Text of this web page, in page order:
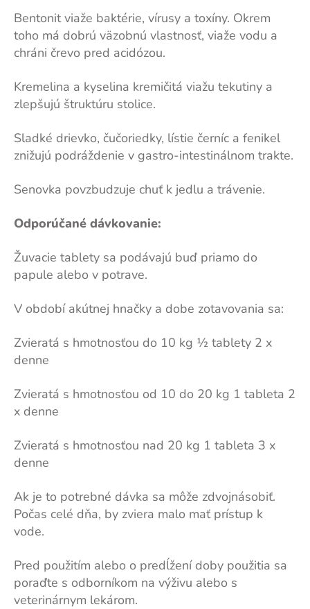
Bentonit viaže baktérie, vírusy a toxíny. Okrem
toho má dobrú väzobnú vlastnosť, viaže vodu a
chráni črevo pred acidózou.
Kremelina a kyselina kremičitá viažu tekutiny a
zlepšujú štruktúru stolice.
Sladké drievko, čučoriedky, lístie černíc a fenikel
znižujú podráždenie v gastro-intestinálnom trakte.
Senovka povzbudzuje chuť k jedlu a trávenie.
Odporúčané dávkovanie:
Žuvacie tablety sa podávajú buď priamo do
papule alebo v potrave.
V období akútnej hnačky a dobe zotavovania sa:
Zvieratá s hmotnosťou do 10 kg ½ tablety 2 x
denne
Zvieratá s hmotnosťou od 10 do 20 kg 1 tableta 2
x denne
Zvieratá s hmotnosťou nad 20 kg 1 tableta 3 x
denne
Ak je to potrebné dávka sa môže zdvojnásobiť.
Počas celé dňa, by zviera malo mať prístup k
vode.
Pred použitím alebo o predĺžení doby použitia sa
poraďte s odborníkom na výživu alebo s
veterinárnym lekárom.